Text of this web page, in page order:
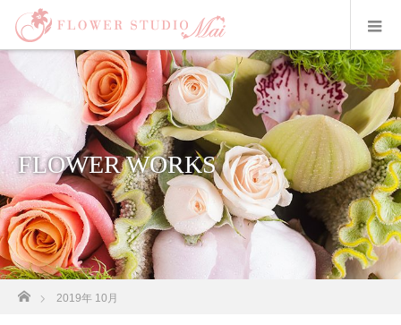
FLOWER WORKS
ホーム
2019年 10月